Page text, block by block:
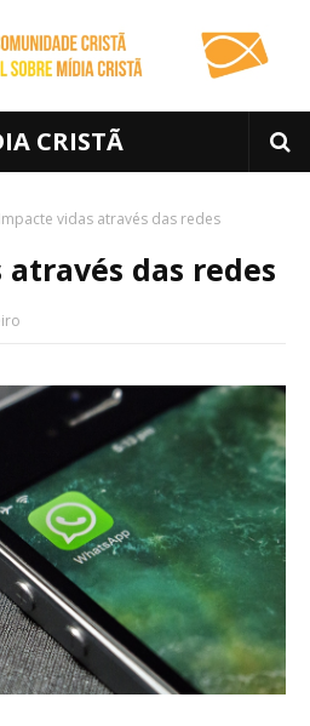
CRISTÃ
Impacte vidas através das redes
das redes